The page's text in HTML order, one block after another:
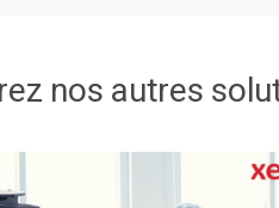
nos autres